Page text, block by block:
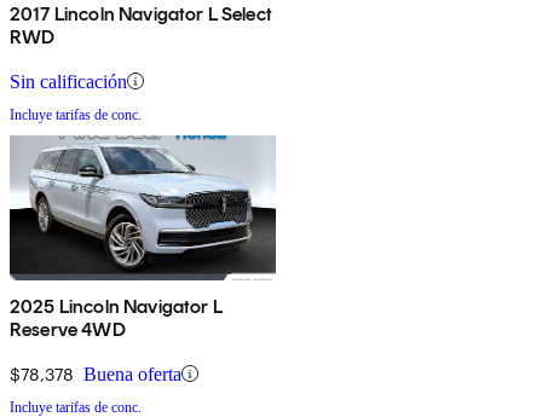
2017 Lincoln Navigator L Select
RWD
Sin calificación
Incluye tarifas de conc.
2025 Lincoln Navigator L
Reserve 4WD
$78,378 Buena oferta
Incluye tarifas de conc.